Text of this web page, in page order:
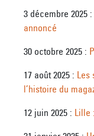
3 décembre 2025 :
annoncé
30 octobre 2025 :
17 août 2025 : Les
l’histoire du
12 juin 2025 : Lille